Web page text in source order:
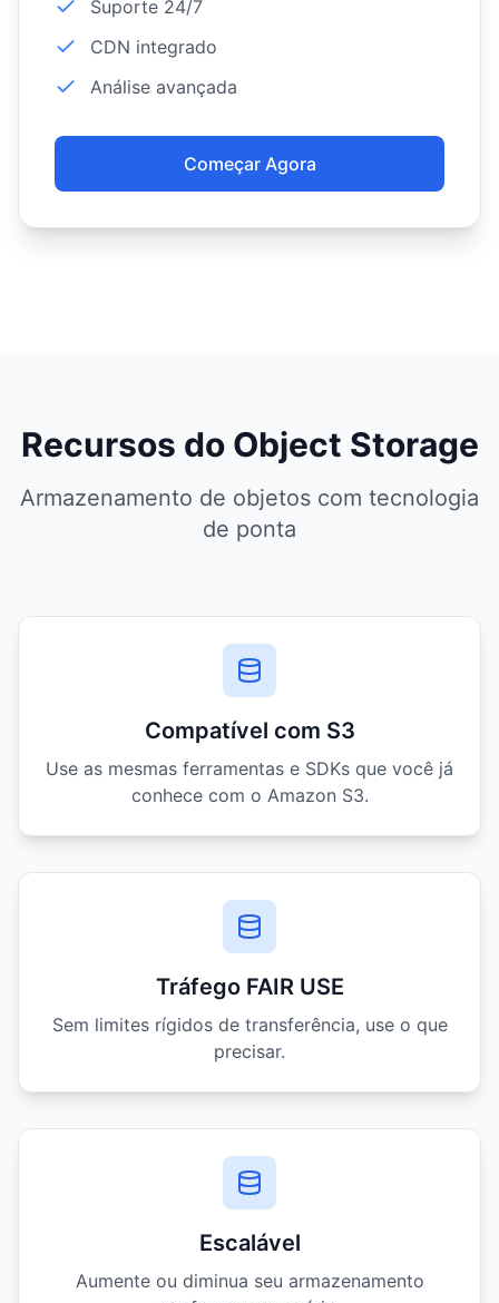
Suporte 24/7
CDN integrado
Análise avançada
Começar Agora
Recursos do Object Storage
Armazenamento de objetos com tecnologia
de ponta
Compatível com S3
Use as mesmas ferramentas e SDKs que você já
conhece com o Amazon S3.
Tráfego FAIR USE
Sem limites rígidos de transferência, use o que
precisar.
Escalável
Aumente ou diminua seu armazenamento